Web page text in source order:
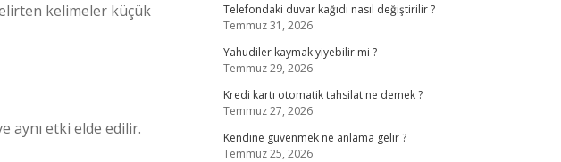
kelimeler küçük
aynı etki elde edilir.
Telefondaki duvar kağıdı nasıl değiştirilir ?
Temmuz 31, 2026
Yahudiler kaymak yiyebilir mi ?
Temmuz 29, 2026
Kredi kartı otomatik tahsilat ne demek ?
Temmuz 27, 2026
Kendine güvenmek ne anlama gelir ?
Temmuz 25, 2026